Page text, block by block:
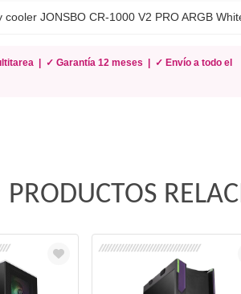
JONSBO CR-1000 V2 PRO ARGB
| ✓ Garantía 12 meses | ✓ Envío a todo el
PRODUCTOS